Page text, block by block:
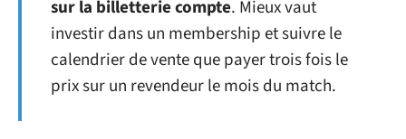
sur la billetterie compte. Mieux vaut
investir dans un membership et suivre le
calendrier de vente que payer trois fois le
prix sur un revendeur le mois du match.